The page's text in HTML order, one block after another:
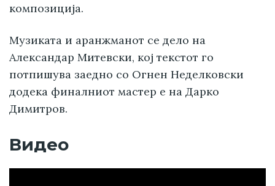
композиција.
Музиката и аранжманот се дело на
Александар Митевски, кој текстот го
потпишува заедно со Огнен Неделковски
додека финалниот мастер е на Дарко
Димитров.
Видео